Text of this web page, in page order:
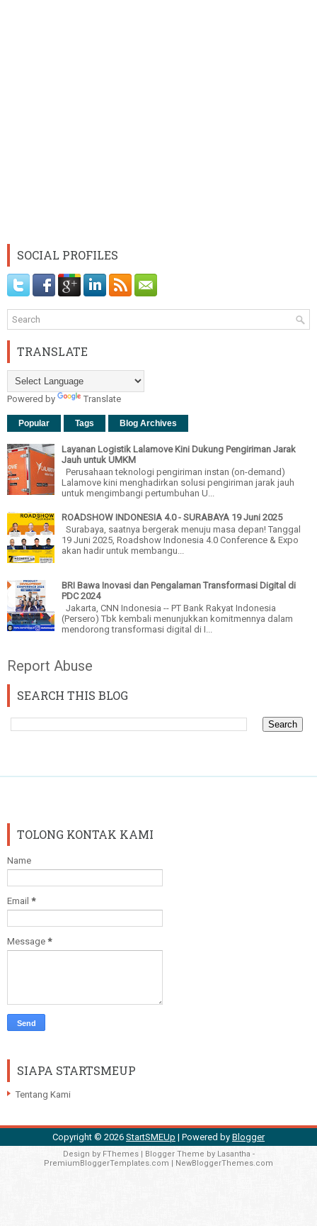
SOCIAL PROFILES
TRANSLATE
Powered by Translate
Popular Tags Blog Archives
Layanan Logistik Lalamove Kini Dukung Pengiriman Jarak
Jauh untuk UMKM
Perusahaan teknologi pengiriman instan (on-demand)
Lalamove kini menghadirkan solusi pengiriman jarak jauh
untuk mengimbangi pertumbuhan U...
ROADSHOW INDONESIA 4.0 - SURABAYA 19 Juni 2025
Surabaya, saatnya bergerak menuju masa depan! Tanggal
19 Juni 2025, Roadshow Indonesia 4.0 Conference & Expo
akan hadir untuk membangu...
BRI Bawa Inovasi dan Pengalaman Transformasi Digital di
PDC 2024
Jakarta, CNN Indonesia -- PT Bank Rakyat Indonesia
(Persero) Tbk kembali menunjukkan komitmennya dalam
mendorong transformasi digital di I...
Report Abuse
SEARCH THIS BLOG
TOLONG KONTAK KAMI
Name
Email *
Message *
SIAPA STARTSMEUP
Tentang Kami
Copyright © 2026 StartSMEUp | Powered by Blogger
Design by FThemes| Blogger Theme by Lasantha -
PremiumBloggerTemplates.com | NewBloggerThemes.com